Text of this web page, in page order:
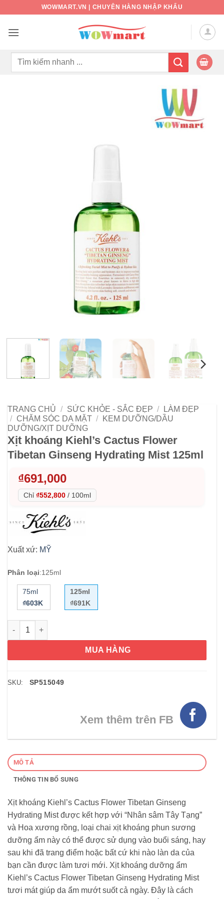
nội
WOWMART.VN | CHUYÊN HÀNG NHẬP KHẨU
Tìm
TRANG CHỦ / SỨC KHỎE - SẮC ĐẸP /
LÀM ĐẸP
/
CHĂM SÓC DA MẶT /
KEM DƯỠNG/DẦU
DƯỠNG/XỊT DƯỠNG
Xịt khoáng Kiehl’s Cactus Flower
Tibetan Ginseng Hydrating Mist 125ml
₫691,000
Chỉ ₫552,800 / 100ml
Xuất xứ: MỸ
Phân loại:125ml
75ml
₫603K
125ml
₫691K
Xịt khoáng Kiehl’s Cactus Flower Tibetan Ginseng Hydrating
MUA HÀNG
SKU: SP515049
Xem thêm trên FB
MÔ TẢ
THÔNG TIN BỔ SUNG
Xịt khoáng Kiehl’s Cactus Flower Tibetan Ginseng
Hydrating Mist được kết hợp với “Nhân sâm Tây Tạng”
và Hoa xương rồng, loại chai xịt khoáng phun sương
dưỡng ẩm này có thể được sử dụng vào buổi sáng, hay
sau khi đã trang điểm hoặc bất cứ khi nào làn da của
bạn cần được làm tươi mới. Xịt khoáng dưỡng ẩm
Kiehl’s Cactus Flower Tibetan Ginseng Hydrating Mist
tươi mát giúp da ẩm mướt suốt cả ngày. Đây là cách